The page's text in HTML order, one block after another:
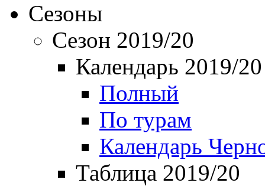
Сезоны
Сезон 2019/20
Календарь 2019/20
Полный
По турам
Календарь
Таблица 2019/20